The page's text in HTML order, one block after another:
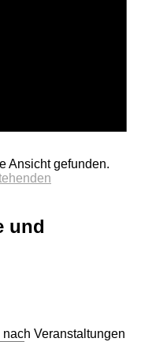
Ansicht gefunden.
und
Veranstaltungen